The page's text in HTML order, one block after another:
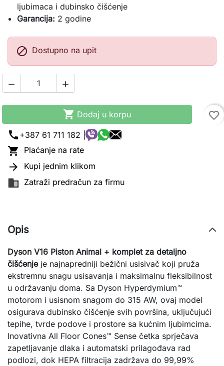
ljubimaca i dubinsko čišćenje
Garancija: 2 godine
 Dostupno na upit
 
 Dodaj u korpu
favorite_border
call +387 61 711 182 |
 Plaćanje na rate
 Kupi jednim klikom
 Zatraži predračun za firmu
Opis
Dyson V16 Piston Animal + komplet za detaljno
čišćenjeje najnapredniji bežični usisivač koji pruža
ekstremnu snagu usisavanja i maksimalnu fleksibilnost
u održavanju doma. Sa Dyson Hyperdymium™
motorom i usisnom snagom do 315 AW, ovaj model
osigurava dubinsko čišćenje svih površina, uključujući
tepihe, tvrde podove i prostore sa kućnim ljubimcima.
Inovativna All Floor Cones™ Sense četka sprječava
zapetljavanje dlaka i automatski prilagođava rad
podlozi, dok HEPA filtracija zadržava do 99,99%